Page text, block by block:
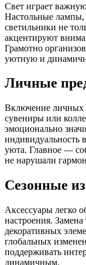
Свет играет
Настольные лампы,
светильники не
акцентируют
Грамотно
уютную и
Личные
Включение личных
сувениры или
эмоционально
индивидуальность
уюта. Главное —
не нарушали
Сезонные
Аксессуары легко
настроения.
декоративных
глобальных
поддерживать
динамичным.